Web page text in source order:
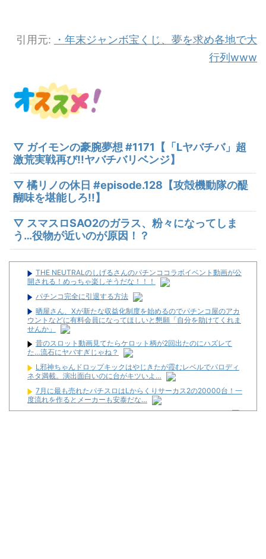
引用元:
・年末ジャンボ宝くじ、夢を求め各地で大
行列www
▽ ガイモンの豪腕夢想 #1171【「Lヤバチバ」超
激荒実戦再び!!ヤバチバリベンジ】
▽ 橘リノの休日 #episode.128【攻殻機動隊の醍
醐味を堪能しろ!!】
▽ スマスロSAO2のガラス、粉々になってしま
う…役物が近いのが原因！？
THE NEUTRALのしげるさんのパチンココラボイベント動画が公
開される！めっちゃ楽しそうだな！！！
パチンコ完全に引退する方法
晒屋さん、Xが新たな収益化制度を始めるのでパチンコ屋のアカ
ウントなどに有料会員になってほしいと懇願「自分を助けてくれま
せんか」
昔のスロット動画見てたらケロット柄が2回出たのにハズレて
た…流石にヤバすぎじゃね？
L邪神ちゃんドロップキックはやじきたが霞むレベルでパロディ
ネタ満載。演出面白いのに台がキツいよ…
7月に最も売れたパチスロはLからくりサーカス2の20000台！一
度流れを作るとメーカーも安泰だな…
「楽だけど年収800万超える仕事」がこれらしいｗｗｗｗｗ